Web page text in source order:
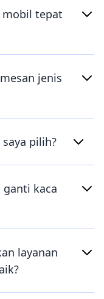
mobil tepat
jenis
pilih?
ganti kaca
layanan